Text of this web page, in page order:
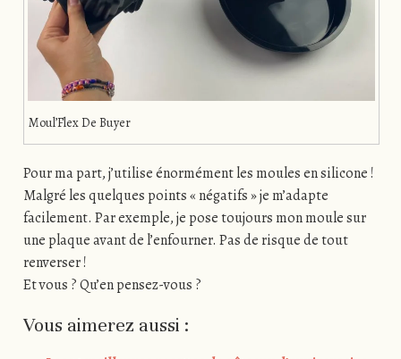
Moul’Flex De Buyer
Pour ma part, j’utilise énormément les moules en silicone !
Malgré les quelques points « négatifs » je m’adapte
facilement. Par exemple, je pose toujours mon moule sur
une plaque avant de l’enfourner. Pas de risque de tout
renverser !
Et vous ? Qu’en pensez-vous ?
Vous aimerez aussi :